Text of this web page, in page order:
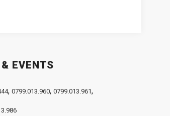
EVENTS
, 0799.013.960, 0799.013.961,